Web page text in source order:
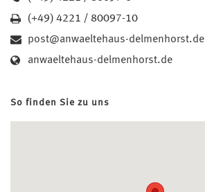
(+49) 4221 / 80097-10
post@anwaeltehaus-delmenhorst.de
anwaeltehaus-delmenhorst.de
So finden Sie zu uns